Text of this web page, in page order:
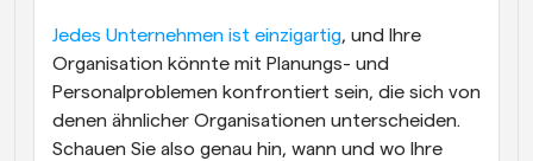
Jedes Unternehmen ist einzigartig, und Ihre
Organisation könnte mit Planungs- und
Personalproblemen konfrontiert sein, die sich von
denen ähnlicher Organisationen unterscheiden.
Schauen Sie also genau hin, wann und wo Ihre